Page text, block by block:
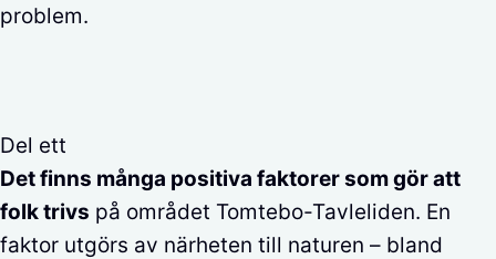
problem.
Del ett
Det finns många positiva faktorer som gör att
folk trivs på området Tomtebo-Tavleliden. En
faktor utgörs av närheten till naturen – bland